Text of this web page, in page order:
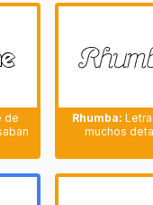
de
Rhumba:
muchos